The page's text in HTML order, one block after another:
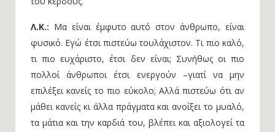
Λ.Κ.: Μα είναι έμφυτο αυτό στον άνθρωπο, είναι
φυσικό. Εγώ έτσι πιστεύω τουλάχιστον. Τι πιο καλό,
τι πιο ευχάριστο, έτσι δεν είναι; Συνήθως οι πιο
πολλοί άνθρωποι έτσι ενεργούν –γιατί να μην
επιλέξει κανείς το πιο εύκολο; Αλλά πιστεύω ότι αν
μάθει κανείς κι άλλα πράγματα και ανοίξει το μυαλό,
τα μάτια και την καρδιά του, βλέπει και αξιολογεί τα